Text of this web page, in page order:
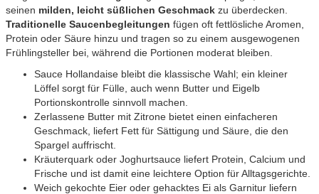
seinen milden, leicht süßlichen Geschmack zu überdecken.
Traditionelle Saucenbegleitungen fügen oft fettlösliche Aromen,
Protein oder Säure hinzu und tragen so zu einem ausgewogenen
Frühlingsteller bei, während die Portionen moderat bleiben.
Sauce Hollandaise bleibt die klassische Wahl; ein kleiner
Löffel sorgt für Fülle, auch wenn Butter und Eigelb
Portionskontrolle sinnvoll machen.
Zerlassene Butter mit Zitrone bietet einen einfacheren
Geschmack, liefert Fett für Sättigung und Säure, die den
Spargel auffrischt.
Kräuterquark oder Joghurtsauce liefert Protein, Calcium und
Frische und ist damit eine leichtere Option für Alltagsgerichte.
Weich gekochte Eier oder gehacktes Ei als Garnitur liefern